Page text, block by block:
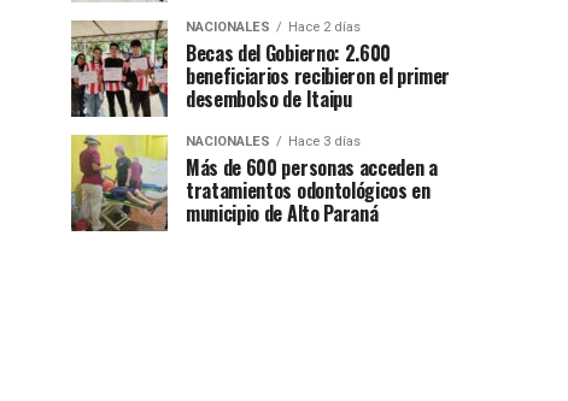
NACIONALES Hace 2 días
Becas del Gobierno: 2.600
beneficiarios recibieron el primer
desembolso de Itaipu
NACIONALES Hace 3 días
Más de 600 personas acceden a
tratamientos odontológicos en
municipio de Alto Paraná